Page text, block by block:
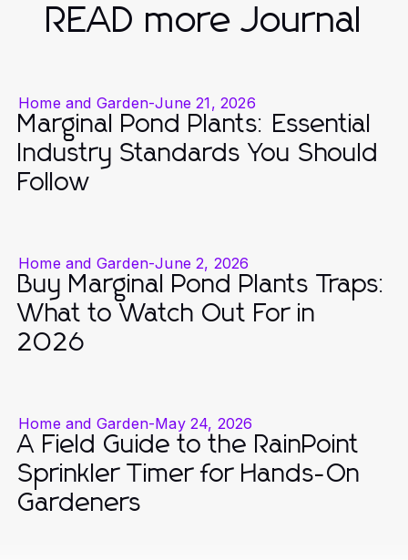
READ more Journal
Home and Garden-June 21, 2026
Marginal Pond Plants: Essential
Industry Standards You Should
Follow
Home and Garden-June 2, 2026
Buy Marginal Pond Plants Traps:
What to Watch Out For in
2026
Home and Garden-May 24, 2026
A Field Guide to the RainPoint
Sprinkler Timer for Hands-On
Gardeners